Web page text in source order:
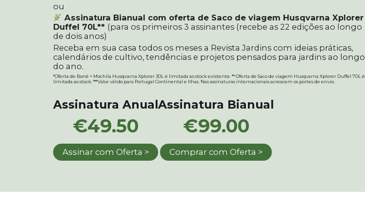
ou
Assinatura Bianual com oferta de Saco de viagem Husqvarna Xplorer
Duffel 70L** (para os primeiros 3 assinantes (recebe as 22 edições ao longo
de dois anos)
Receba em sua casa todos os meses a Revista Jardins com ideias práticas,
calendários de cultivo, tendências e projetos pensados para jardins ao longo
do ano.
*Oferta de Boné + Mochila Husqvarna Xplorer 30L é limitada ao stock existente. ** Oferta de Saco de viagem Husqvarna Xplorer Duffel 70L é
limitada ao stock. ***Valor válido para Portugal Continental e Ilhas. Nas assinaturas internacionais acrescem os portes de envio.
Assinatura Anual
€49.50
Assinar com Oferta >
Assinatura Bianual
€99.00
Comprar com Oferta >